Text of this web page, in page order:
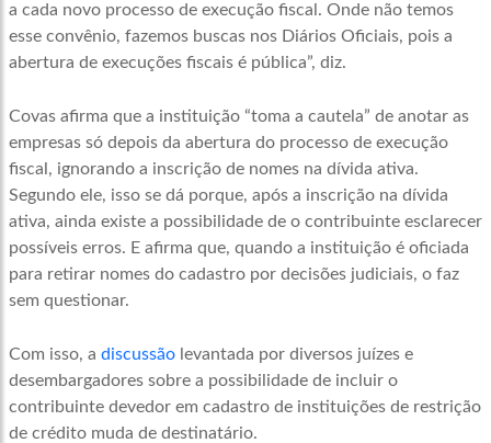
a cada novo processo de execução fiscal. Onde não temos
esse convênio, fazemos buscas nos Diários Oficiais, pois a
abertura de execuções fiscais é pública”, diz.
Covas afirma que a instituição “toma a cautela” de anotar as
empresas só depois da abertura do processo de execução
fiscal, ignorando a inscrição de nomes na dívida ativa.
Segundo ele, isso se dá porque, após a inscrição na dívida
ativa, ainda existe a possibilidade de o contribuinte esclarecer
possíveis erros. E afirma que, quando a instituição é oficiada
para retirar nomes do cadastro por decisões judiciais, o faz
sem questionar.
Com isso, a discussãolevantada por diversos juízes e
desembargadores sobre a possibilidade de incluir o
contribuinte devedor em cadastro de instituições de restrição
de crédito muda de destinatário.